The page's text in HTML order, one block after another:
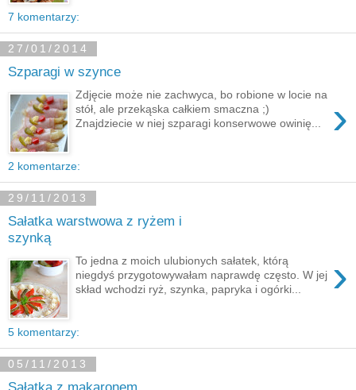
7 komentarzy:
27/01/2014
Szparagi w szynce
›
Zdjęcie może nie zachwyca, bo robione w locie na
stół, ale przekąska całkiem smaczna ;)
Znajdziecie w niej szparagi konserwowe owinię...
2 komentarze:
29/11/2013
Sałatka warstwowa z ryżem i
szynką
›
To jedna z moich ulubionych sałatek, którą
niegdyś przygotowywałam naprawdę często. W jej
skład wchodzi ryż, szynka, papryka i ogórki...
5 komentarzy:
05/11/2013